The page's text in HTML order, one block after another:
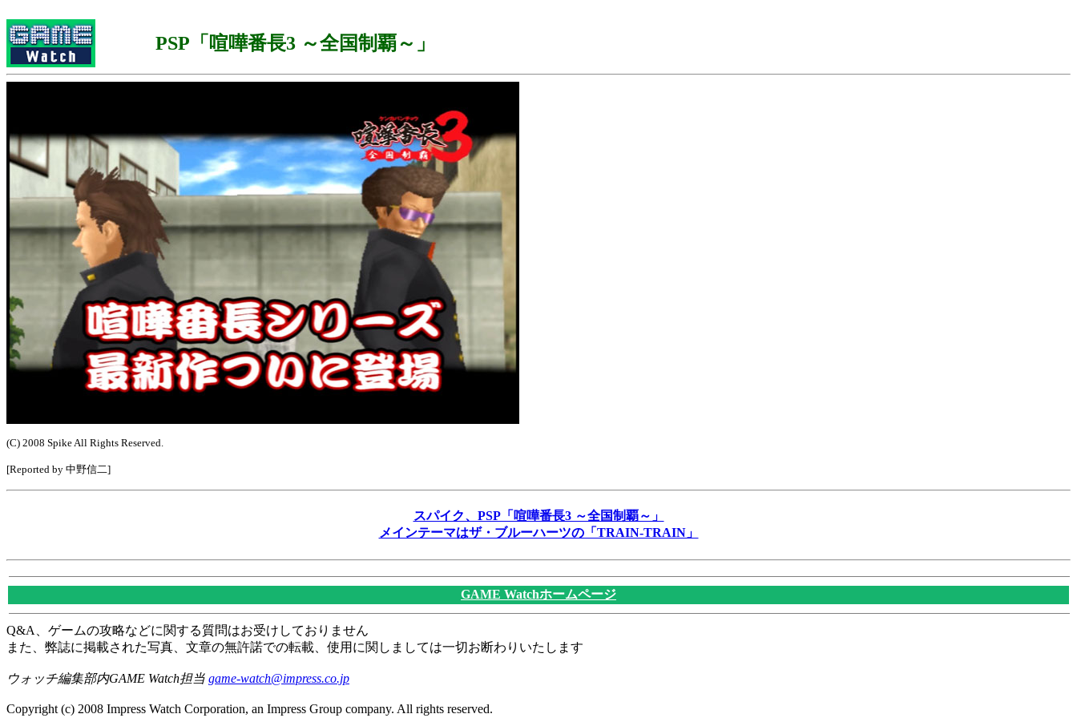
PSP「喧嘩番長3 ～全国制覇～」
(C) 2008 Spike All Rights Reserved.
[Reported by 中野信二]
スパイク、PSP「喧嘩番長3 ～全国制覇～」
メインテーマはザ・ブルーハーツの「TRAIN-TRAIN」
GAME Watchホームページ
Q&A、ゲームの攻略などに関する質問はお受けしておりません
また、弊誌に掲載された写真、文章の無許諾での転載、使用に関しましては一切お断わりいたします
ウォッチ編集部内GAME Watch担当 game-watch@impress.co.jp
Copyright (c) 2008 Impress Watch Corporation, an Impress Group company. All rights reserved.